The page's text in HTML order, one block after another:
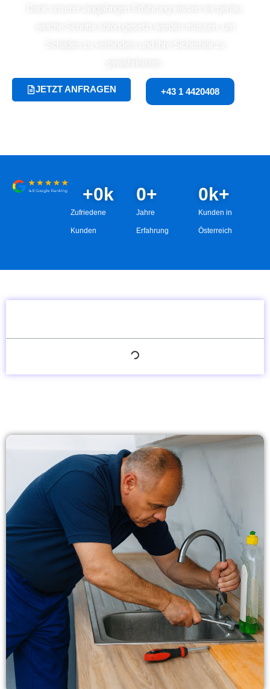
+43 1 4420408
JETZT ANFRAGEN
Zufriedene
Kunden
+0k
Jahre
Erfahrung
0+
Kunden in
Österreich
0k+